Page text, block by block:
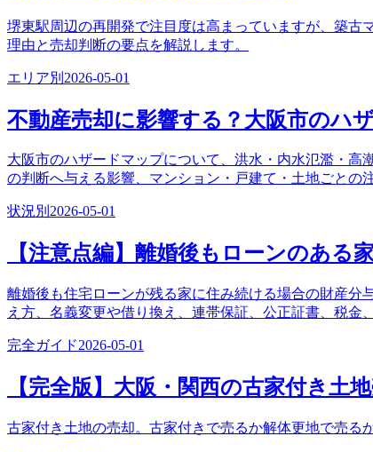
堺東駅周辺の再開発で注目度は高まっていますが、築古
理由と売却判断の要点を解説します。
エリア別 2026-05-01
不動産売却に影響する？大阪市のハ
大阪市のハザードマップについて、洪水・内水氾濫・
の判断へ与える影響、マンション・戸建て・土地ごとの
状況別 2026-05-01
【注意点編】離婚後もローンのある
離婚後も住宅ローンが残る家に住み続ける場合の財産
え方、名義変更や借り換え、連帯保証、公正証書、税金
完全ガイド2026-05-01
【完全版】大阪・関西の古家付き土
古家付き土地の売却。古家付きで売るか解体更地で売る